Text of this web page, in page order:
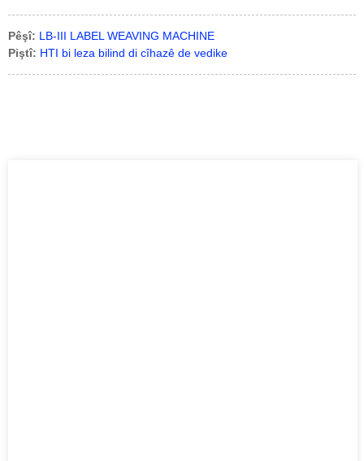
Pêşî: LB-III LABEL WEAVING MACHINE
Piştî: HTI bi leza bilind di cîhazê de vedike